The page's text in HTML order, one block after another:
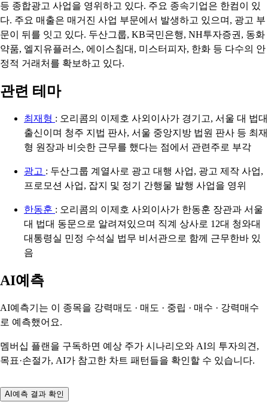
등 종합광고 사업을 영위하고 있다. 주요 종속기업은 한컴이 있
다. 주요 매출은 매거진 사업 부문에서 발생하고 있으며, 광고 부
문이 뒤를 잇고 있다. 두산그룹, KB국민은행, NH투자증권, 동화
약품, 엘지유플러스, 에이스침대, 미스터피자, 한화 등 다수의 안
정적 거래처를 확보하고 있다.
관련 테마
최재형 : 오리콤의 이제호 사외이사가 경기고, 서울 대 법대
출신이며 청주 지법 판사, 서울 중앙지방 법원 판사 등 최재
형 원장과 비슷한 근무를 했다는 점에서 관련주로 부각
광고 : 두산그룹 계열사로 광고 대행 사업, 광고 제작 사업,
프로모션 사업, 잡지 및 정기 간행물 발행 사업을 영위
한동훈 : 오리콤의 이제호 사외이사가 한동훈 장관과 서울
대 법대 동문으로 알려져있으며 직계 상사로 12대 청와대
대통령실 민정 수석실 법무 비서관으로 함께 근무한바 있
음
AI예측
AI예측기는 이 종목을 강력매도 · 매도 · 중립 · 매수 · 강력매수
로 예측했어요.
멤버십 플랜을 구독하면 예상 주가 시나리오와 AI의 투자의견,
목표·손절가, AI가 참고한 차트 패턴들을 확인할 수 있습니다.
AI예측 결과 확인